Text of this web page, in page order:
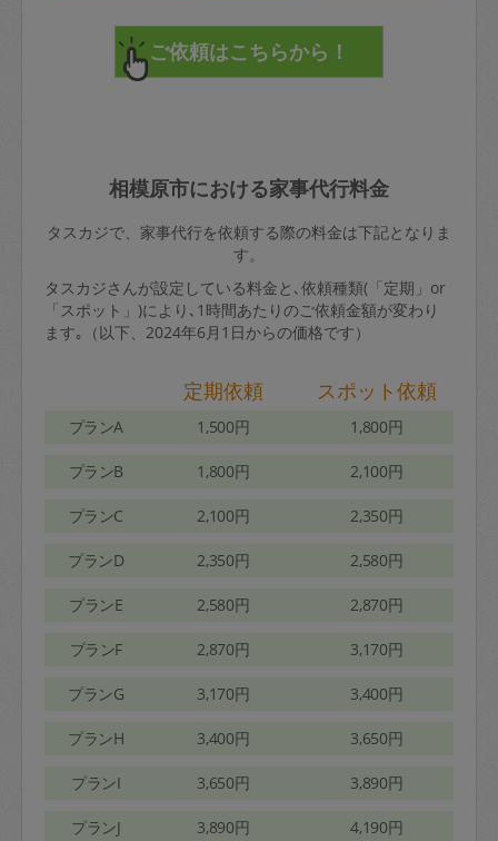
相模原市における家事代行料金
タスカジで、家事代行を依頼する際の料金は下記となりま
す。
タスカジさんが設定している料金と､依頼種類(「定期」or
「スポット」)により､1時間あたりのご依頼金額が変わり
ます｡（以下、2024年6月1日からの価格です）
定期依頼 スポット依頼
プランA 1,500円 1,800円
プランB 1,800円 2,100円
プランC 2,100円 2,350円
プランD 2,350円 2,580円
プランE 2,580円 2,870円
プランF 2,870円 3,170円
プランG 3,170円 3,400円
プランH 3,400円 3,650円
プランI 3,650円 3,890円
プランJ 3,890円 4,190円